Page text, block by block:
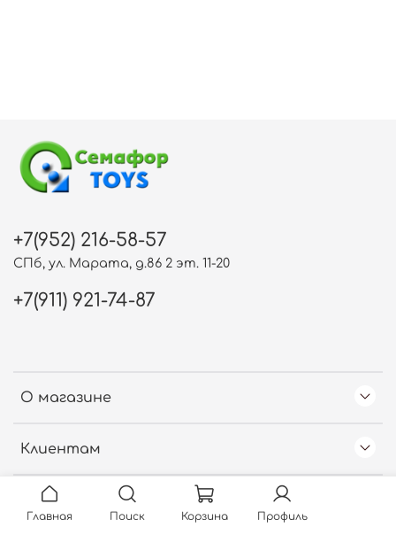
О магазине
Клиентам
+7(952) 216-58-57
СПб, ул. Марата, д.86 2 эт. 11-20
+7(911) 921-74-87
Главная Поиск Корзина Профиль
Free Web Counter